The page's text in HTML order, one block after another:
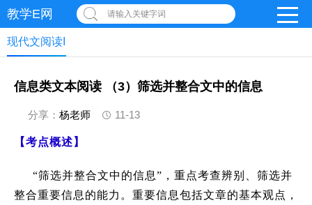
教学E网 请输入关键字词
现代文阅读I
信息类文本阅读 （3）筛选并整合文中的信息
分享： 杨老师 11-13
【考点概述】
“筛选并整合文中的信息”，重点考查辨别、筛选并
整合重要信息的能力。重要信息包括文章的基本观点，